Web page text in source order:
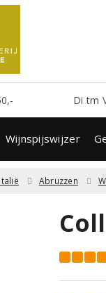
Di tm
Wijnspijswijzer
Italië Abruzzen